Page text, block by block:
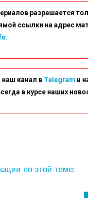
разрешается
ссылки на адрес
наш канал в Telegram и
в курсе наших
по этой теме: